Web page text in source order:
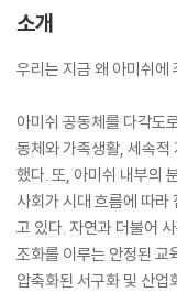
소개
우리는 지금 왜 아미쉬에
아미쉬 공동체를 다각도
동체와 가족생활, 세속적
했다. 또, 아미쉬 내부의
사회가 시대 흐름에 따라
고 있다. 자연과 더불어
조화를 이루는 안정된 교
압축화된 서구화 및 산업